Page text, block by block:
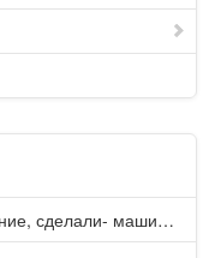
Подогнал сделать развал-схождение, сделали- машина уходит на право и колеса проверил все хорошо с атмосферами ужас как можно делать авто, не ужели не берегут свою репутацию, не советую.